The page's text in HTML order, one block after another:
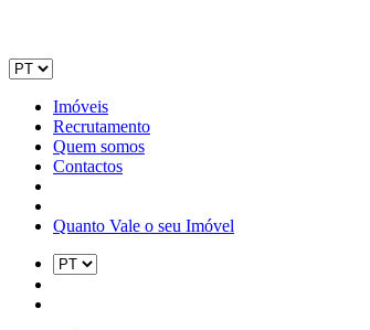
Imóveis
Recrutamento
Quem somos
Contactos
Quanto Vale o seu Imóvel